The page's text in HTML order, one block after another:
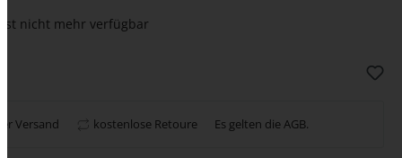
ist nicht mehr verfügbar
Versand kostenlose Retoure Es gelten dieAGB.